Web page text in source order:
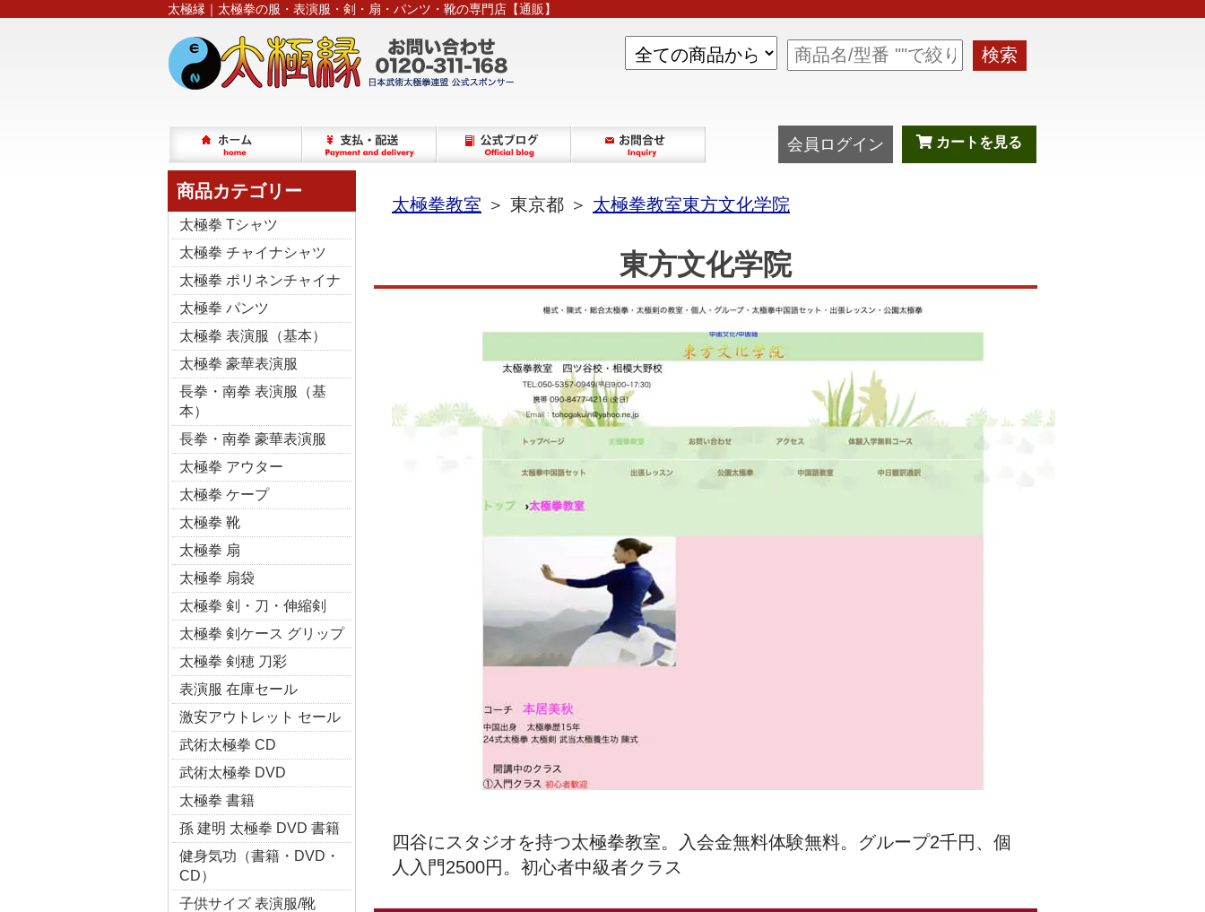
太極縁｜太極拳の服・表演服・剣・扇・パンツ・靴の専門店【通販】
検索
会員ログイン カートを見る
商品カテゴリー
太極拳 Tシャツ
太極拳 チャイナシャツ
太極拳 ポリネンチャイナ
太極拳 パンツ
太極拳 表演服（基本）
太極拳 豪華表演服
長拳・南拳 表演服（基
本）
長拳・南拳 豪華表演服
太極拳 アウター
太極拳 ケープ
太極拳 靴
太極拳 扇
太極拳 扇袋
太極拳 剣・刀・伸縮剣
太極拳 剣ケース グリップ
太極拳 剣穂 刀彩
表演服 在庫セール
激安アウトレット セール
武術太極拳 CD
武術太極拳 DVD
太極拳 書籍
孫 建明 太極拳 DVD 書籍
健身気功（書籍・DVD・
CD）
子供サイズ 表演服/靴
太極拳教室 ＞ 東京都 ＞ 太極拳教室東方文化学院
東方文化学院
四谷にスタジオを持つ太極拳教室。入会金無料体験無料。グループ2千円、個
人入門2500円。初心者中級者クラス